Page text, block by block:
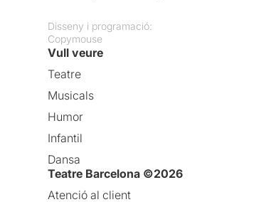
Disseny i programació:
Copymouse
Vull veure
Teatre
Musicals
Humor
Infantil
Dansa
Teatre Barcelona ©2026
Atenció al client